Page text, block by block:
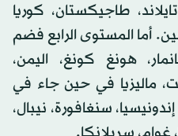
طاجيكستان، كوريا
أما المستوى الرابع فضم
هونغ كونغ، اليمن،
ماليزيا في حين جاء في
سنغافورة، نيبال،